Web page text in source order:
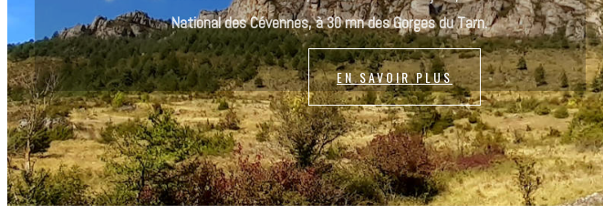
National des Cévennes, à 30 mn des Gorges du Tarn.
EN SAVOIR PLUS